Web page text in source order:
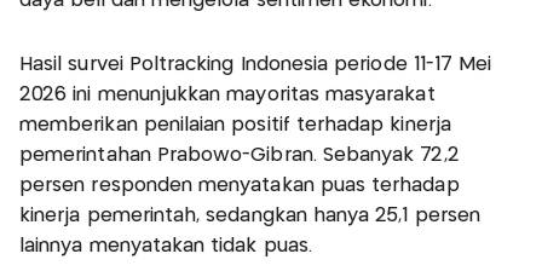
Hasil survei Poltracking Indonesia periode 11-17 Mei
2026 ini menunjukkan mayoritas masyarakat
memberikan penilaian positif terhadap kinerja
pemerintahan Prabowo-Gibran. Sebanyak 72,2
persen responden menyatakan puas terhadap
kinerja pemerintah, sedangkan hanya 25,1 persen
lainnya menyatakan tidak puas.